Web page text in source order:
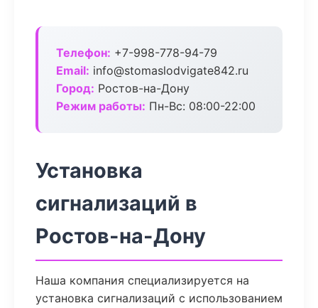
Телефон: +7-998-778-94-79
Email: info@stomaslodvigate842.ru
Город: Ростов-на-Дону
Режим работы: Пн-Вс: 08:00-22:00
Установка
сигнализаций в
Ростов-на-Дону
Наша компания специализируется на
установка сигнализаций с использованием